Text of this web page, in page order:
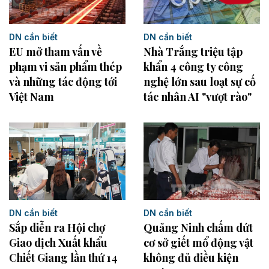
DN cần biết
EU mở tham vấn về
phạm vi sản phẩm thép
và những tác động tới
Việt Nam
DN cần biết
Nhà Trắng triệu tập
khẩn 4 công ty công
nghệ lớn sau loạt sự cố
tác nhân AI "vượt rào"
DN cần biết
Sắp diễn ra Hội chợ
Giao dịch Xuất khẩu
Chiết Giang lần thứ 14
DN cần biết
Quảng Ninh chấm dứt
cơ sở giết mổ động vật
không đủ điều kiện